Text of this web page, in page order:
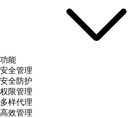
功能
安全管理
安全防护
权限管理
多样代理
高效管理